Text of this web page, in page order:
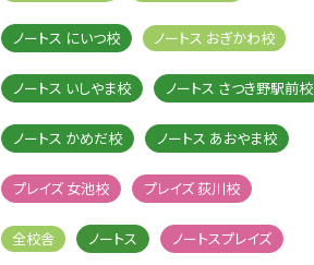
ノートス にいつ校 ノートス おぎかわ校
ノートス いしやま校 ノートス さつき野駅前校
ノートス かめだ校 ノートス あおやま校
プレイズ 女池校 プレイズ 荻川校
全校舎 ノートス ノートスプレイズ